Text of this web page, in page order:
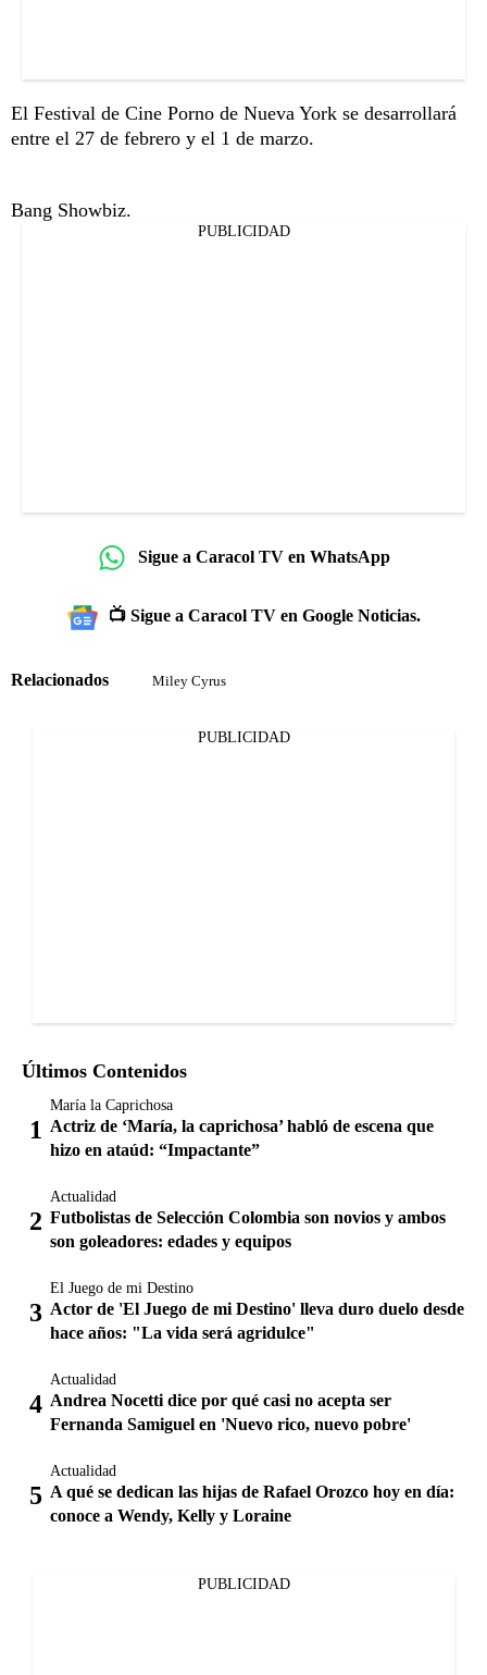
El Festival de Cine Porno de Nueva York se desarrollará
entre el 27 de febrero y el 1 de marzo.
Bang Showbiz.
PUBLICIDAD
Sigue a Caracol TV en WhatsApp
📺 Sigue a Caracol TV en Google Noticias.
Relacionados Miley Cyrus
PUBLICIDAD
Últimos Contenidos
María la Caprichosa
Actriz de ‘María, la caprichosa’ habló de escena que
hizo en ataúd: “Impactante”
Actualidad
Futbolistas de Selección Colombia son novios y ambos
son goleadores: edades y equipos
El Juego de mi Destino
Actor de 'El Juego de mi Destino' lleva duro duelo desde
hace años: "La vida será agridulce"
Actualidad
Andrea Nocetti dice por qué casi no acepta ser
Fernanda Samiguel en 'Nuevo rico, nuevo pobre'
Actualidad
A qué se dedican las hijas de Rafael Orozco hoy en día:
conoce a Wendy, Kelly y Loraine
PUBLICIDAD